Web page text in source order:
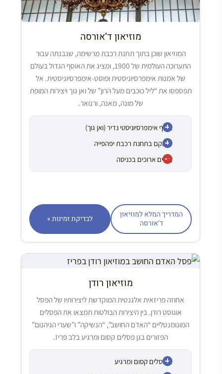
מוזיאון ד’אורסה
אוסף אימפרסיוניסטי נדיר (ואן גוך)
ממוקם בתחנת רכבת יפהפייה
תורים ארוכים בכניסה
המוזיאון שוכן בתוך תחנת רכבת מרשימה, שנבנתה עבור
התערוכה העולמית של 1900, ומציג את האוסף הגדול בעולם
של אמנות אימפרסיוניסטית ופוסט-אימפרסיוניסטית. אל
תפספסו את “ליל כוכבים מעל הרון” של ואן גוך ויצירות המופת
של מונה, מאנה, ורנואר.
המדריך המלא למוזיאון
ד’אורסה
לבדיקת זמינות »
מוזיאון רודן
גן פסלים קסום ומרגיע
אחוזה פריזאית אלגנטית המוקדשת ליצירותיו של הפסל
אוגוסט רודן. בין היצירות הבולטות תמצאו את הפסלים
המונומנטליים “האדם החושב”, “הנשיקה” ו”שערי הגיהנום”
הפזורים בגן פסלים קסום ומרגיע בלב פריז.